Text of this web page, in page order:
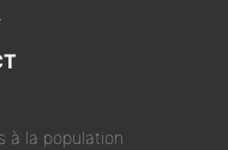
à la population